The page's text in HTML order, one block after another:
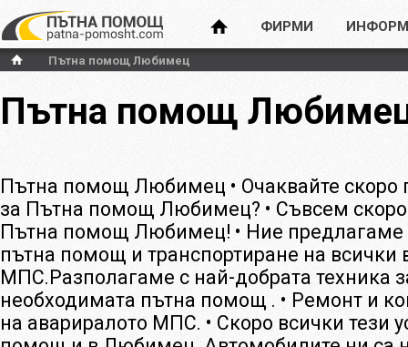
ФИРМИ
Пътна помощ Любимец
Пътна помощ
Пътна помощ Любимец • Очаквайте скоро
за Пътна помощ Любимец? • Съвсем скоро
Пътна помощ Любимец! • Ние
пътна помощ и транспортиране на всички
МПС.Разполагаме с най-добрата техника
необходимата пътна помощ . • Ремонт и
на авариралото МПС. • Скоро всички тези